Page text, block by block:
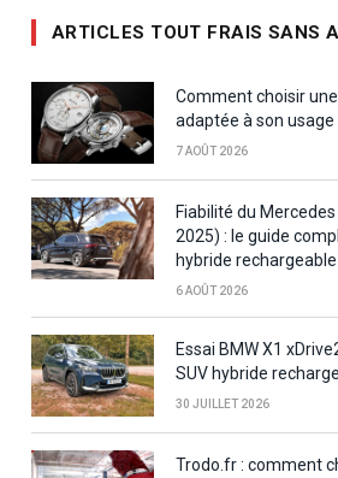
ARTICLES TOUT FRAIS SANS
Comment choisir
adaptée à son
7 AOÛT 2026
Fiabilité du
2025) : le guide
hybride rechargeable
6 AOÛT 2026
Essai BMW X1
SUV hybride
30 JUILLET 2026
Trodo.fr : comment